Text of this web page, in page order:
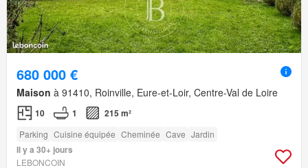
680 000 €
Maison à 91410, Roinville, Eure-et-Loir, Centre-Val de Loire
10 1 215 m²
Parking Cuisine équipée Cheminée Cave Jardin
Il y a 30+ jours
LEBONCOIN